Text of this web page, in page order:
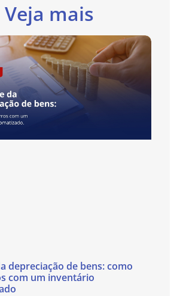
Veja mais
depreciação de bens: como
com um inventário